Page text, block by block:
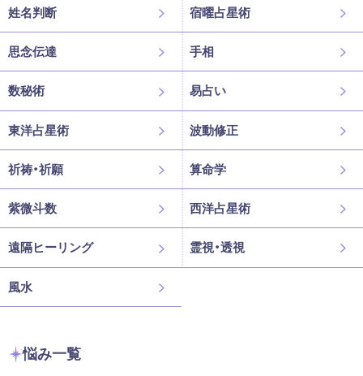
姓名判断 宿曜占星術
思念伝達 手相
数秘術 易占い
東洋占星術 波動修正
祈祷・祈願 算命学
紫微斗数 西洋占星術
遠隔ヒーリング 霊視・透視
風水
悩み一覧